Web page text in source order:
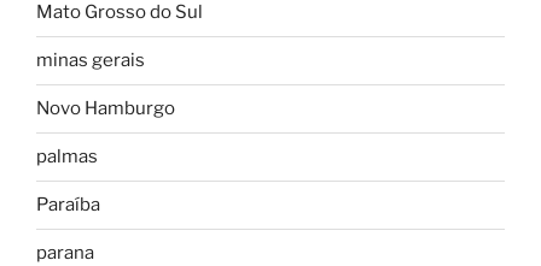
Mato Grosso do Sul
minas gerais
Novo Hamburgo
palmas
Paraíba
parana